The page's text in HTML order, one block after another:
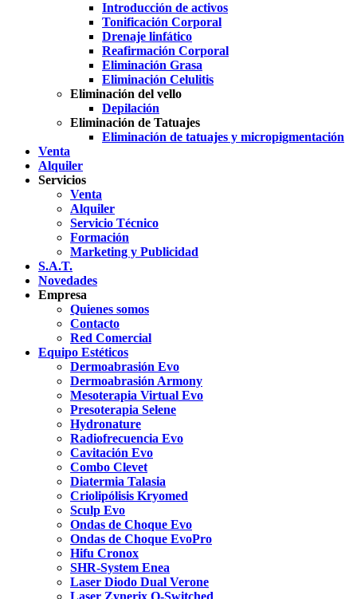
Introducción de activos
Tonificación Corporal
Drenaje linfático
Reafirmación Corporal
Eliminación Grasa
Eliminación Celulitis
Eliminación del vello
Depilación
Eliminación de Tatuajes
Eliminación de tatuajes y micropigmentación
Venta
Alquiler
Servicios
Venta
Alquiler
Servicio Técnico
Formación
Marketing y Publicidad
S.A.T.
Novedades
Empresa
Quienes somos
Contacto
Red Comercial
Equipo Estéticos
Dermoabrasión Evo
Dermoabrasión Armony
Mesoterapia Virtual Evo
Presoterapia Selene
Hydronature
Radiofrecuencia Evo
Cavitación Evo
Combo Clevet
Diatermia Talasia
Criolipólisis Kryomed
Sculp Evo
Ondas de Choque Evo
Ondas de Choque EvoPro
Hifu Cronox
SHR-System Enea
Laser Diodo Dual Verone
Laser Zynerix Q-Switched